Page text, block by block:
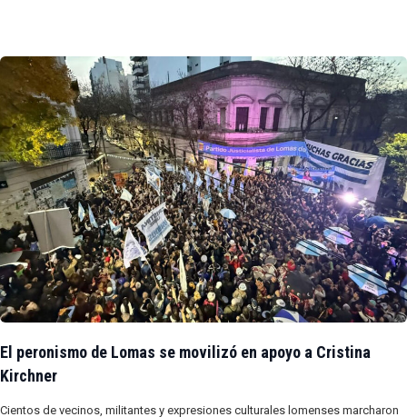
El peronismo de Lomas se movilizó en apoyo a Cristina
Kirchner
Cientos de vecinos, militantes y expresiones culturales lomenses marcharon